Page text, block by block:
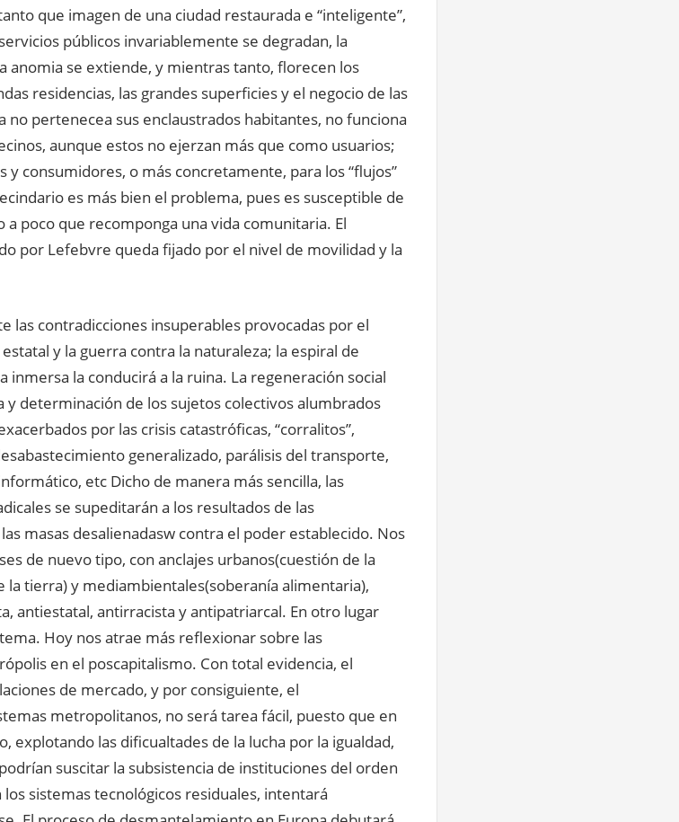
que imagen de una ciudad restaurada e “inteligente”,
públicos invariablemente se degradan, la
anomia se extiende, y mientras tanto, florecen los
residencias, las grandes superficies y el negocio de las
no pertenecea sus enclaustrados habitantes, no funciona
aunque estos no ejerzan más que como usuarios;
y consumidores, o más concretamente, para los “flujos”
es más bien el problema, pues es susceptible de
poco que recomponga una vida comunitaria. El
por Lefebvre queda fijado por el nivel de movilidad y la
las contradicciones insuperables provocadas por el
y la guerra contra la naturaleza; la espiral de
inmersa la conducirá a la ruina. La regeneración social
y determinación de los sujetos colectivos alumbrados
por las crisis catastróficas, “corralitos”,
generalizado, parálisis del transporte,
etc Dicho de manera más sencilla, las
se supeditarán a los resultados de las
masas desalienadasw contra el poder establecido. Nos
de nuevo tipo, con anclajes urbanos(cuestión de la
la tierra) y mediambientales(soberanía alimentaria),
antiestatal, antirracista y antipatriarcal. En otro lugar
Hoy nos atrae más reflexionar sobre las
en el poscapitalismo. Con total evidencia, el
de mercado, y por consiguiente, el
metropolitanos, no será tarea fácil, puesto que en
explotando las dificualtades de la lucha por la igualdad,
suscitar la subsistencia de instituciones del orden
sistemas tecnológicos residuales, intentará